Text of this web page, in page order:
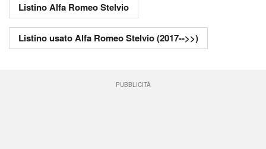
Listino Alfa Romeo Stelvio
Listino usato Alfa Romeo Stelvio (2017-->>)
PUBBLICITÀ